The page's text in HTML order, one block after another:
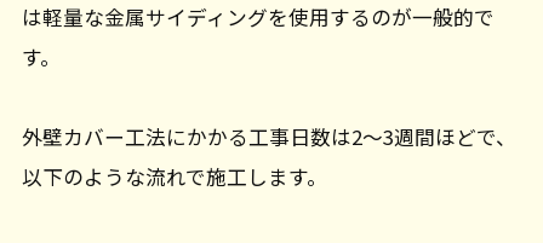
は軽量な金属サイディングを使用するのが一般的で
す。
外壁カバー工法にかかる工事日数は2～3週間ほどで、
以下のような流れで施工します。